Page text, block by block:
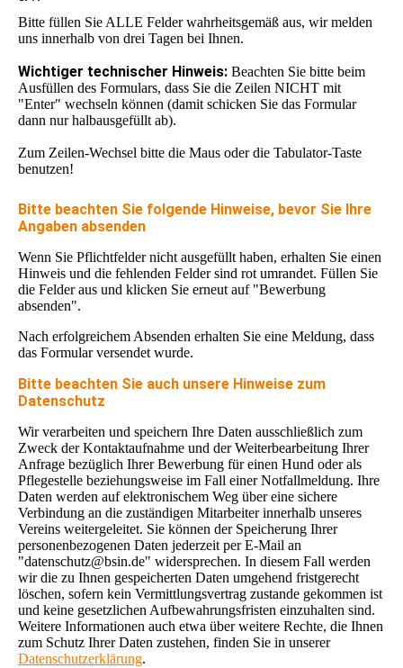
Bitte füllen Sie ALLE Felder wahrheitsgemäß aus, wir melden
uns innerhalb von drei Tagen bei Ihnen.
Wichtiger technischer Hinweis: Beachten Sie bitte beim
Ausfüllen des Formulars, dass Sie die Zeilen NICHT mit
"Enter" wechseln können (damit schicken Sie das Formular
dann nur halbausgefüllt ab).
Zum Zeilen-Wechsel bitte die Maus oder die Tabulator-Taste
benutzen!
Bitte beachten Sie folgende Hinweise, bevor Sie Ihre
Angaben absenden
Wenn Sie Pflichtfelder nicht ausgefüllt haben, erhalten Sie einen
Hinweis und die fehlenden Felder sind rot umrandet. Füllen Sie
die Felder aus und klicken Sie erneut auf "Bewerbung
absenden".
Nach erfolgreichem Absenden erhalten Sie eine Meldung, dass
das Formular versendet wurde.
Bitte beachten Sie auch unsere Hinweise zum
Datenschutz
Wir verarbeiten und speichern Ihre Daten ausschließlich zum
Zweck der Kontaktaufnahme und der Weiterbearbeitung Ihrer
Anfrage bezüglich Ihrer Bewerbung für einen Hund oder als
Pflegestelle beziehungsweise im Fall einer Notfallmeldung. Ihre
Daten werden auf elektronischem Weg über eine sichere
Verbindung an die zuständigen Mitarbeiter innerhalb unseres
Vereins weitergeleitet. Sie können der Speicherung Ihrer
personenbezogenen Daten jederzeit per E-Mail an
"datenschutz@bsin.de" widersprechen. In diesem Fall werden
wir die zu Ihnen gespeicherten Daten umgehend fristgerecht
löschen, sofern kein Vermittlungsvertrag zustande gekommen ist
und keine gesetzlichen Aufbewahrungsfristen einzuhalten sind.
Weitere Informationen auch etwa über weitere Rechte, die Ihnen
zum Schutz Ihrer Daten zustehen, finden Sie in unserer
Datenschutzerklärung.